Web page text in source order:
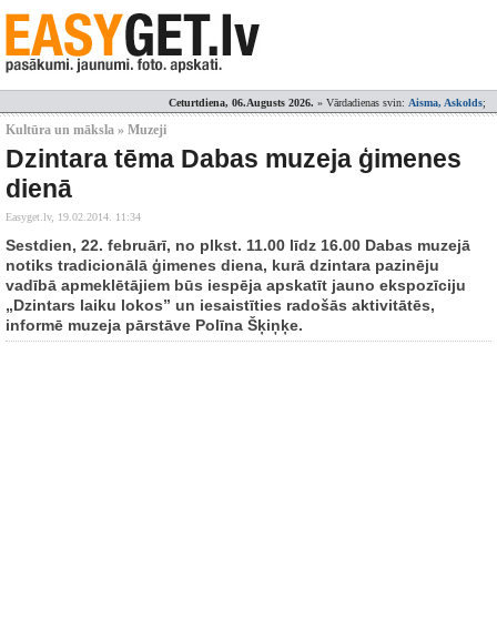
Ceturtdiena, 06.Augusts 2026. » Vārdadienas svin: Aisma, Askolds;
Kultūra un māksla » Muzeji
Dzintara tēma Dabas muzeja ģimenes
dienā
Easyget.lv, 19.02.2014. 11:34
Sestdien, 22. februārī, no plkst. 11.00 līdz 16.00 Dabas muzejā
notiks tradicionālā ģimenes diena, kurā dzintara pazinēju
vadībā apmeklētājiem būs iespēja apskatīt jauno ekspozīciju
„Dzintars laiku lokos” un iesaistīties radošās aktivitātēs,
informē muzeja pārstāve Polīna Šķiņķe.